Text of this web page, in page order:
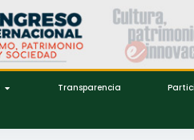
Transparencia